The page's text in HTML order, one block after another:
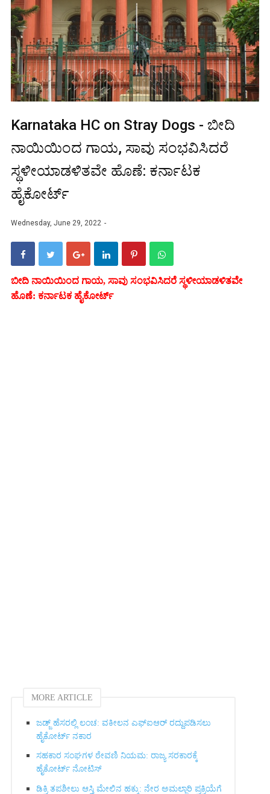
Karnataka HC on Stray Dogs - ಬೀದಿ
ನಾಯಿಯಿಂದ ಗಾಯ, ಸಾವು ಸಂಭವಿಸಿದರೆ
ಸ್ಥಳೀಯಾಡಳಿತವೇ ಹೊಣೆ: ಕರ್ನಾಟಕ
ಹೈಕೋರ್ಟ್‌
Wednesday, June 29, 2022
ಬೀದಿ ನಾಯಿಯಿಂದ ಗಾಯ, ಸಾವು ಸಂಭವಿಸಿದರೆ ಸ್ಥಳೀಯಾಡಳಿತವೇ
ಹೊಣೆ: ಕರ್ನಾಟಕ ಹೈಕೋರ್ಟ್‌
MORE ARTICLE
ಜಡ್ಜ್ ಹೆಸರಲ್ಲಿ ಲಂಚ: ವಕೀಲನ ಎಫ್‌ಐಆರ್ ರದ್ದುಪಡಿಸಲು
ಹೈಕೋರ್ಟ್ ನಕಾರ
ಸಹಕಾರ ಸಂಘಗಳ ಠೇವಣಿ ನಿಯಮ: ರಾಜ್ಯ ಸರಕಾರಕ್ಕೆ
ಹೈಕೋರ್ಟ್ ನೋಟಿಸ್
ಡಿಕ್ರಿ ತಪಶೀಲು ಆಸ್ತಿ ಮೇಲಿನ ಹಕ್ಕು: ನೇರ ಅಮಲ್ಜಾರಿ ಪ್ರಕ್ರಿಯೆಗೆ